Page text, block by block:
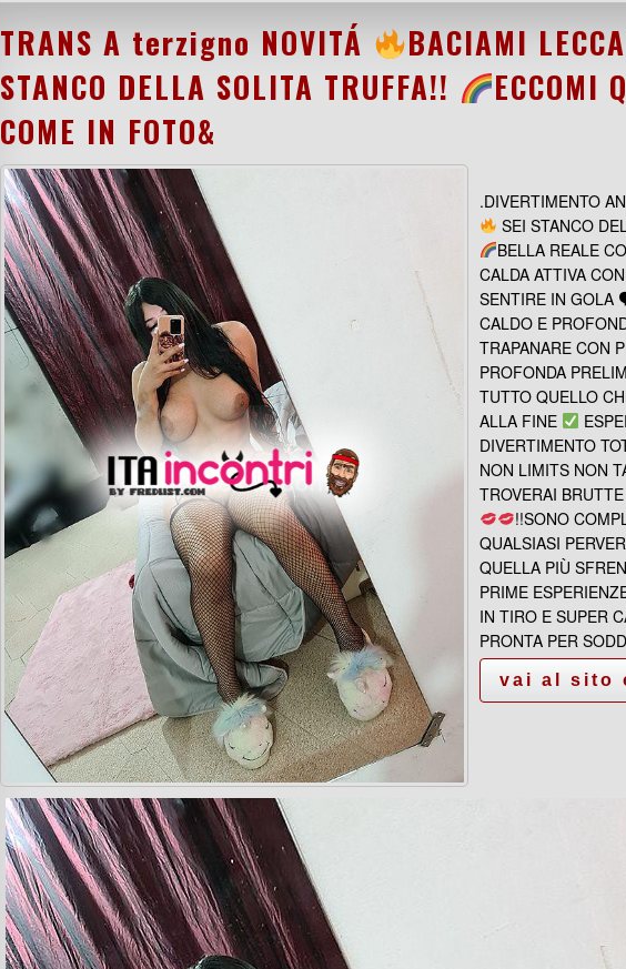
TRANS A terzigno NOVITÁ BACIAMI
STANCO DELLA SOLITA TRUFFA!!
ECCOMI
COME IN FOTO&
.DIVERTIMENTO
SEI STANCO
BELLA REALE
CALDA ATTIVA
SENTIRE IN GOLA
CALDO E
TRAPANARE CON
PROFONDA
TUTTO QUELLO
ALLA FINE
DIVERTIMENTO
NON LIMITS NON
TROVERAI
!!SONO
QUALSIASI
QUELLA PIÙ
PRIME
IN TIRO E SUPER
PRONTA PER